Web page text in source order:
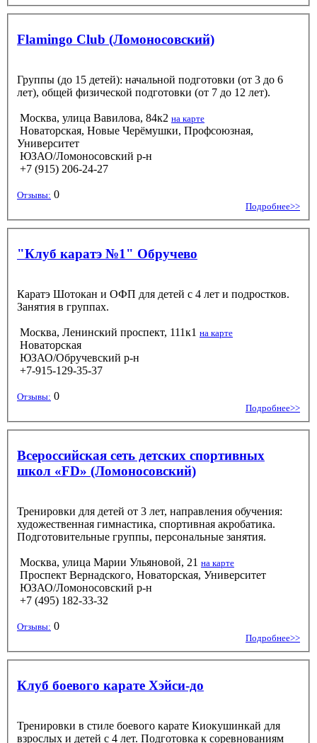
Flamingo Club (Ломоносовский)
Группы (до 15 детей): начальной подготовки (от 3 до 6
лет), общей физической подготовки (от 7 до 12 лет).
Москва, улица Вавилова, 84к2 на карте
Новаторская, Новые Черёмушки, Профсоюзная,
Университет
ЮЗАО/Ломоносовский р-н
+7 (915) 206-24-27
Отзывы: 0
Подробнее>>
"Клуб каратэ №1" Обручево
Каратэ Шотокан и ОФП для детей с 4 лет и подростков.
Занятия в группах.
Москва, Ленинский проспект, 111к1 на карте
Новаторская
ЮЗАО/Обручевский р-н
+7-915-129-35-37
Отзывы: 0
Подробнее>>
Всероссийская сеть детских спортивных
школ «FD» (Ломоносовский)
Тренировки для детей от 3 лет, направления обучения:
художественная гимнастика, спортивная акробатика.
Подготовительные группы, персональные занятия.
Москва, улица Марии Ульяновой, 21 на карте
Проспект Вернадского, Новаторская, Университет
ЮЗАО/Ломоносовский р-н
+7 (495) 182-33-32
Отзывы: 0
Подробнее>>
Клуб боевого карате Хэйси-до
Тренировки в стиле боевого карате Киокушинкай для
взрослых и детей с 4 лет. Подготовка к соревнованиям